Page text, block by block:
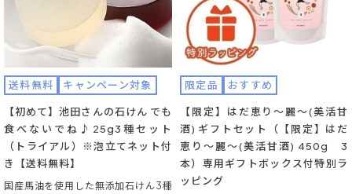
送料無料 キャンペーン対象
【初めて】池田さんの石けん でも
食べないでね♪25g3種セット
（トライアル）※泡立てネット付
き【送料無料】
国産馬油を使用した無添加石けん3種
限定品 おすすめ
【限定】はだ恵り～麗～(美活甘
酒) ギフトセット（【限定】はだ
恵り～麗～(美活甘酒) 450g 3
本）専用ギフトボックス付特別ラ
ッピング